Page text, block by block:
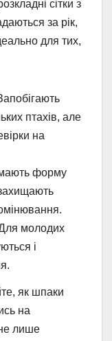
сітки з
за рік,
для тих,
птахів, але
на
форму
молодих
і
як шпаки
на
лише